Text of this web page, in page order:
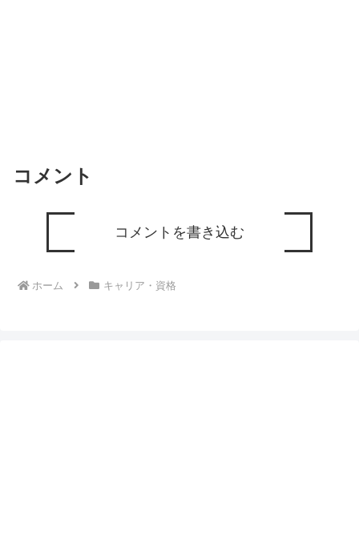
コメント
コメントを書き込む
ホーム キャリア・資格